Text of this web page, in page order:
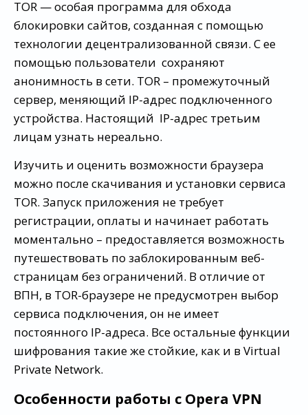
TOR — особая программа для обхода
блокировки сайтов, созданная с помощью
технологии децентрализованной связи. С ее
помощью пользователи сохраняют
анонимность в сети. ТОR – промежуточный
сервер, меняющий IP-адрес подключенного
устройства. Настоящий IP-адрес третьим
лицам узнать нереально.
Изучить и оценить возможности браузера
можно после скачивания и установки сервиса
TOR. Запуск приложения не требует
регистрации, оплаты и начинает работать
моментально – предоставляется возможность
путешествовать по заблокированным веб-
страницам без ограничений. В отличие от
ВПН, в ТОR-браузере не предусмотрен выбор
сервиса подключения, он не имеет
постоянного IP-адреса. Все остальные функции
шифрования такие же стойкие, как и в Virtual
Private Network.
Особенности работы с Opera VPN